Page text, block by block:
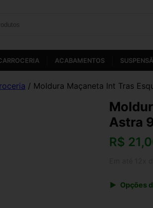
ACABAMENTOS
/ Moldura Maçaneta Int Tras
Astra
R$
Opções